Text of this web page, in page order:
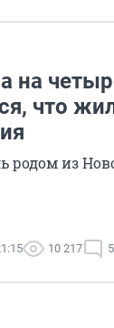
на
что
родом из
10 217